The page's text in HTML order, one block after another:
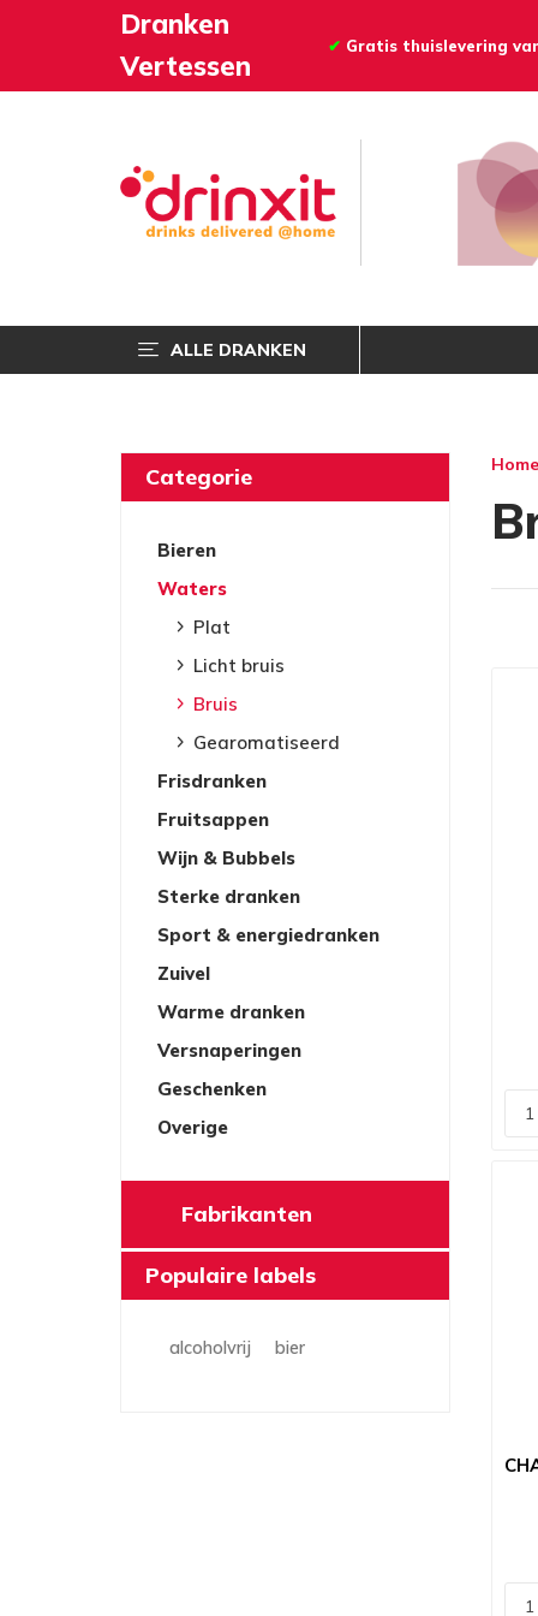
Dranken
Vertessen
✔ Gratis thuislevering
ALLE DRANKEN
Categorie
Bieren
Waters
Plat
Licht bruis
Bruis
Gearomatiseerd
Frisdranken
Fruitsappen
Wijn & Bubbels
Sterke dranken
Sport & energiedranken
Zuivel
Warme dranken
Versnaperingen
Geschenken
Overige
Fabrikanten
Populaire labels
alcoholvrij bier
Home